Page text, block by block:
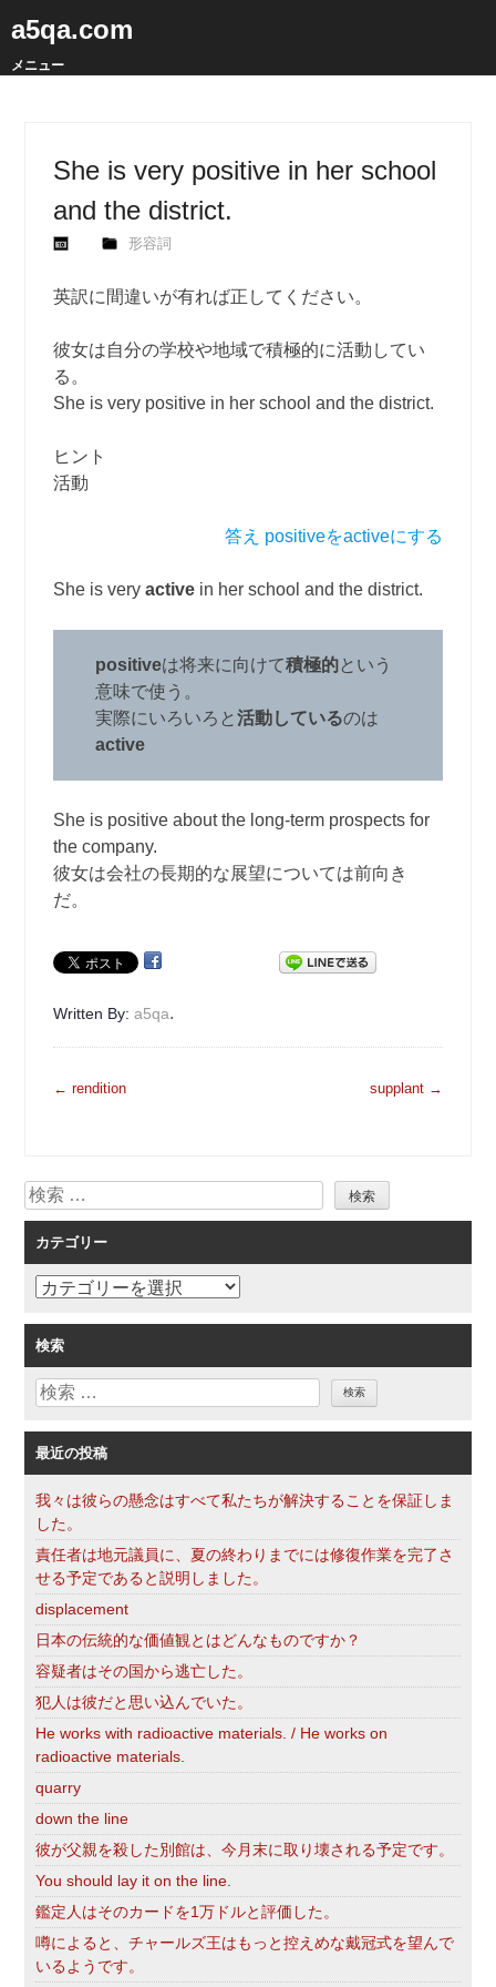
a5qa.com
メニュー
She is very positive in her school
and the district.
形容詞
英訳に間違いが有れば正してください。
彼女は自分の学校や地域で積極的に活動してい
る。
She is very positive in her school and the district.
ヒント
活動
答え positiveをactiveにする
She is veryactive in her school and the district.
positiveは将来に向けて積極的という
意味で使う。
実際にいろいろと活動しているのは
active
She is positive about the long-term prospects for
the company.
彼女は会社の長期的な展望については前向き
だ。
Written By:a5qa.
投
ゲ
ー
シ
ョ
ン
← rendition supplant →
検
索
カテゴリー
カ
ゴ
リ
ー
検索
検
最近の投稿
我々は彼らの懸念はすべて私たちが解決することを保証しま
した。
責任者は地元議員に、夏の終わりまでには修復作業を完了さ
せる予定であると説明しました。
displacement
日本の伝統的な価値観とはどんなものですか？
容疑者はその国から逃亡した。
犯人は彼だと思い込んでいた。
He works with radioactive materials. / He works on
radioactive materials.
quarry
down the line
彼が父親を殺した別館は、今月末に取り壊される予定です。
You should lay it on the line.
鑑定人はそのカードを1万ドルと評価した。
噂によると、チャールズ王はもっと控えめな戴冠式を望んで
いるようです。